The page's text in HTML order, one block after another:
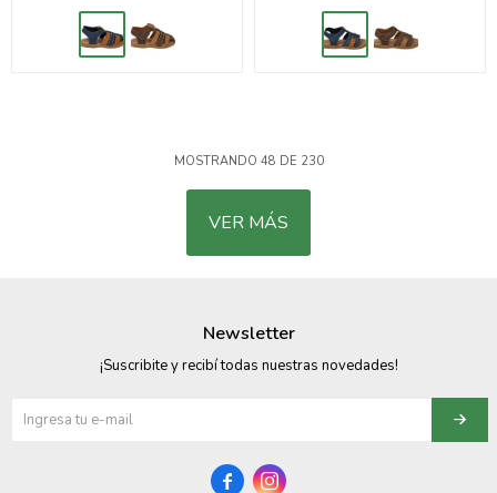
MOSTRANDO 48 DE 230
VER MÁS
Newsletter
¡Suscribite y recibí todas nuestras novedades!
 